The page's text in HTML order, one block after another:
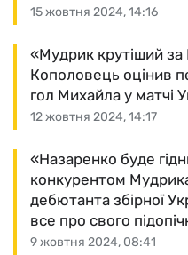
15 жовтня 2024, 14:16
12 жовтня 2024, 14:17
«Мудрик крутіший
Кополовець оцінив
гол Михайла у матчі
9 жовтня 2024, 08:41
«Назаренко буде
конкурентом
дебютанта збірної
все про свого